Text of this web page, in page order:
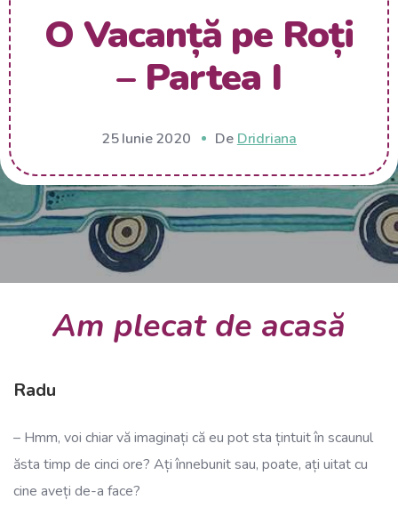
O Vacanță pe Roți
– Partea I
25 Iunie 2020 De Dridriana
Am plecat de acasă
Radu
– Hmm, voi chiar vă imaginați că eu pot sta țintuit în scaunul
ăsta timp de cinci ore? Ați înnebunit sau, poate, ați uitat cu
cine aveți de-a face?